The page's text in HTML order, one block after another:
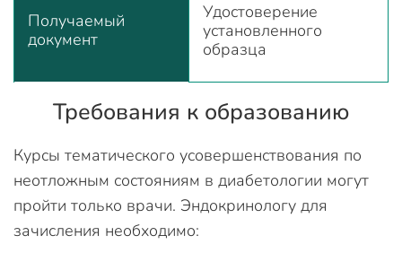
Получаемый
документ
Удостоверение
установленного
образца
Требования к образованию
Курсы тематического усовершенствования по
неотложным состояниям в диабетологии могут
пройти только врачи. Эндокринологу для
зачисления необходимо: